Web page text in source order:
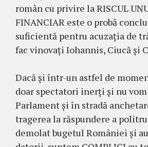
român cu privire la RISCUL
FINANCIAR este o probă
suficientă pentru acuzația de
fac vinovați Iohannis, Ciucă și
Dacă și într-un astfel de
doar spectatori inerți și nu
Parlament și în stradă
tragerea la răspundere a
demolat bugetul României și